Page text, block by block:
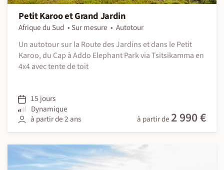
Petit Karoo et Grand Jardin
Afrique du Sud Sur mesure
Autotour
Un autotour sur la Route des Jardins et dans le Petit
Karoo, du Cap à Addo Elephant Park via Tsitsikamma en
4x4 avec tente de toit
15 jours
Dynamique
à partir de 2 ans
à partir de 2 990 €